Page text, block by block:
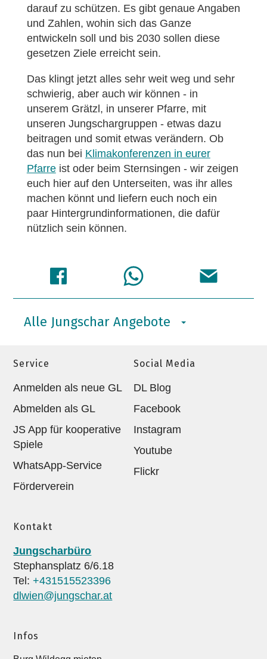
darauf zu schützen. Es gibt genaue Angaben
und Zahlen, wohin sich das Ganze
entwickeln soll und bis 2030 sollen diese
gesetzen Ziele erreicht sein.
Das klingt jetzt alles sehr weit weg und sehr
schwierig, aber auch wir können - in
unserem Grätzl, in unserer Pfarre, mit
unseren Jungschargruppen - etwas dazu
beitragen und somit etwas verändern. Ob
das nun bei Klimakonferenzen in eurer
Pfarreist oder beim Sternsingen - wir zeigen
euch hier auf den Unterseiten, was ihr alles
machen könnt und liefern euch noch ein
paar Hintergrundinformationen, die dafür
nützlich sein können.
Alle Jungschar Angebote
Service
Anmelden als neue GL
Abmelden als GL
JS App für kooperative
Spiele
WhatsApp-Service
Förderverein
Social Media
DL Blog
Facebook
Instagram
Youtube
Flickr
Kontakt
Jungscharbüro
Stephansplatz 6/6.18
Tel:+431515523396
dlwien@jungschar.at
Infos